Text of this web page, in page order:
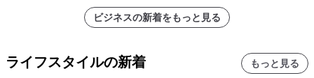
ビジネスの新着をもっと見る
ライフスタイルの新着 もっと見る